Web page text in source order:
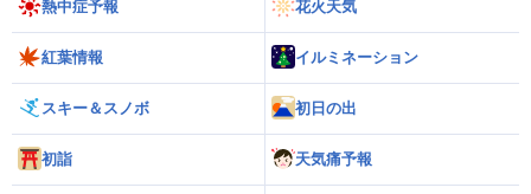
熱中症予報 花火天気
紅葉情報 イルミネーション
スキー＆スノボ 初日の出
初詣 天気痛予報